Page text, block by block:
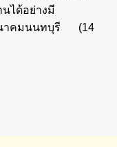
ได้อย่างมี
คมนนทบุรี (14